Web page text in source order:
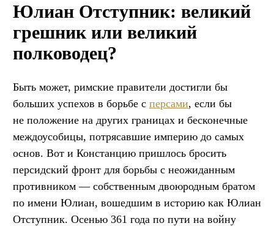
Юлиан Отступник: великий
грешник или великий
полководец?
Быть может, римские правители достигли бы
больших успехов в борьбе с персами, если бы
не положение на других границах и бесконечные
междоусобицы, потрясавшие империю до самых
основ. Вот и Констанцию пришлось бросить
персидский фронт для борьбы с неожиданным
противником — собственным двоюродным братом
по имени Юлиан, вошедшим в историю как Юлиан
Отступник. Осенью 361 года по пути на войну